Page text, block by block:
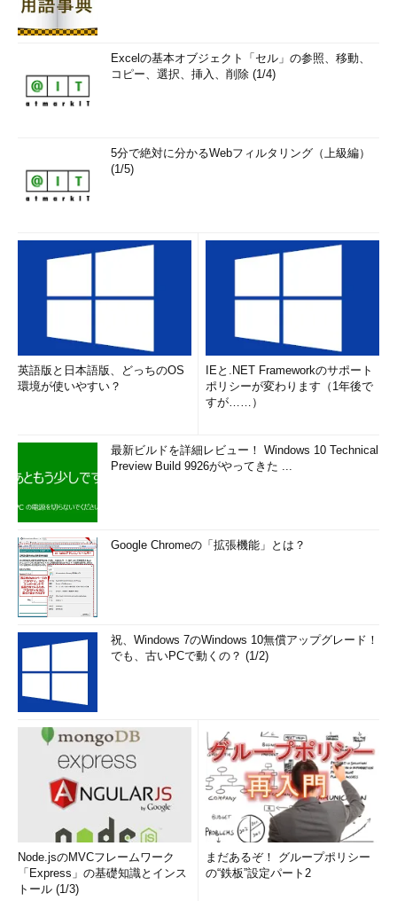
Excelの基本オブジェクト「セル」の参照、移動、
コピー、選択、挿入、削除 (1/4)
5分で絶対に分かるWebフィルタリング（上級編）
(1/5)
英語版と日本語版、どっちのOS
環境が使いやすい？
IEと.NET Frameworkのサポート
ポリシーが変わります（1年後で
すが……）
最新ビルドを詳細レビュー！ Windows 10 Technical
Preview Build 9926がやってきた ...
Google Chromeの「拡張機能」とは？
祝、Windows 7のWindows 10無償アップグレード！
でも、古いPCで動くの？ (1/2)
Node.jsのMVCフレームワーク
「Express」の基礎知識とインス
トール (1/3)
まだあるぞ！ グループポリシー
の“鉄板”設定パート2